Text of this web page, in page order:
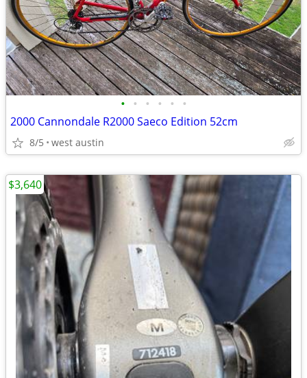
• • • • • •
2000 Cannondale R2000 Saeco Edition 52cm
8/5 west austin
$3,640